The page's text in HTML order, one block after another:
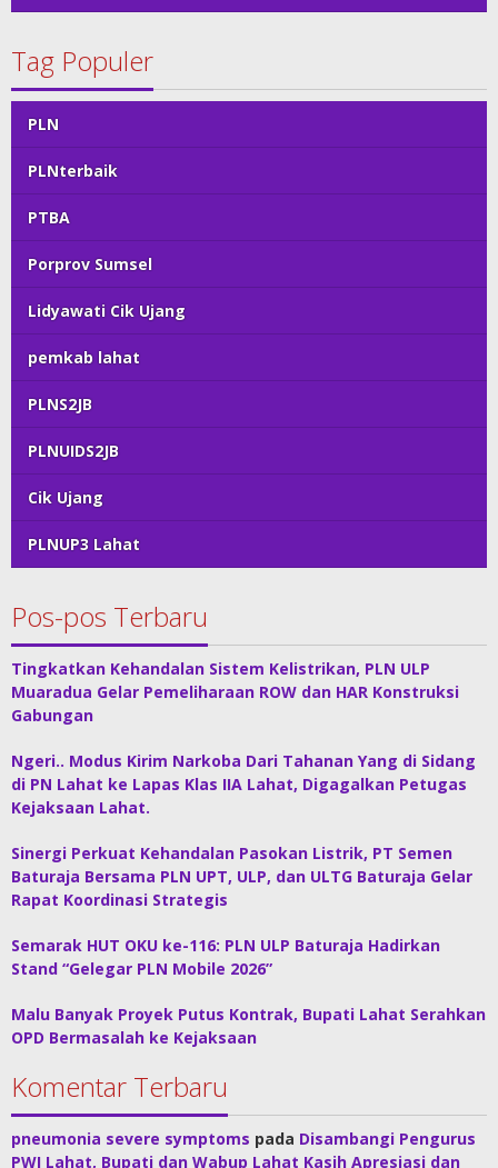
Tag Populer
PLN
PLNterbaik
PTBA
Porprov Sumsel
Lidyawati Cik Ujang
pemkab lahat
PLNS2JB
PLNUIDS2JB
Cik Ujang
PLNUP3 Lahat
Pos-pos Terbaru
Tingkatkan Kehandalan Sistem Kelistrikan, PLN ULP
Muaradua Gelar Pemeliharaan ROW dan HAR Konstruksi
Gabungan
Ngeri.. Modus Kirim Narkoba Dari Tahanan Yang di Sidang
di PN Lahat ke Lapas Klas IIA Lahat, Digagalkan Petugas
Kejaksaan Lahat.
Sinergi Perkuat Kehandalan Pasokan Listrik, PT Semen
Baturaja Bersama PLN UPT, ULP, dan ULTG Baturaja Gelar
Rapat Koordinasi Strategis
Semarak HUT OKU ke-116: PLN ULP Baturaja Hadirkan
Stand “Gelegar PLN Mobile 2026”
Malu Banyak Proyek Putus Kontrak, Bupati Lahat Serahkan
OPD Bermasalah ke Kejaksaan
Komentar Terbaru
pneumonia severe symptoms pada Disambangi Pengurus
PWI Lahat, Bupati dan Wabup Lahat Kasih Apresiasi dan